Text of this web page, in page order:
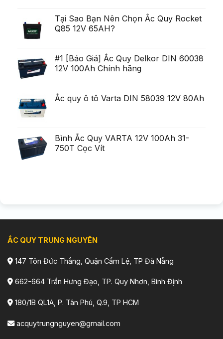
tiga
Chirurgie
mult
mai
Tại Sao Bạn Nên Chọn Ắc Quy Rocket
Q85 12V 65AH?
#1 [Báo Giá] Ắc Quy Delkor DIN 60038
12V 100Ah Chính hãng
Ắc quy ô tô Varta DIN 58039 12V 80Ah
Bình Ắc Quy VARTA 12V 100Ah 31-
750T Cọc Vít
ẮC QUY TRUNG NGUYÊN
147 Tôn Đức Thắng, Quận Cẩm Lệ, TP Đà Nẵng
662-664 Trần Hưng Đạo, TP. Quy Nhơn, Bình Định
180/1B QL1A, P. Tân Phú, Q.9, TP HCM
acquytrungnguyen@gmail.com